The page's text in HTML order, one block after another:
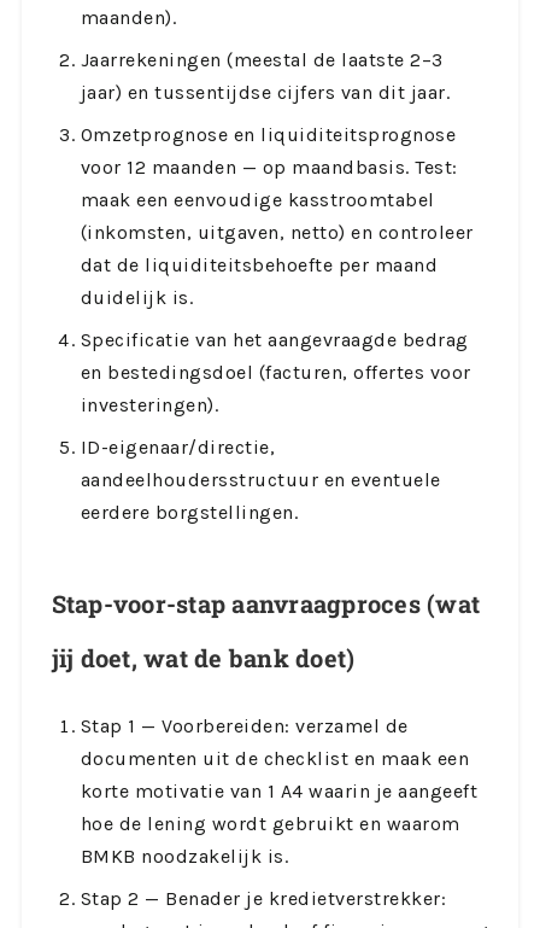
maanden).
Jaarrekeningen (meestal de laatste 2–3
jaar) en tussentijdse cijfers van dit jaar.
Omzetprognose en liquiditeitsprognose
voor 12 maanden — op maandbasis. Test:
maak een eenvoudige kasstroomtabel
(inkomsten, uitgaven, netto) en controleer
dat de liquiditeitsbehoefte per maand
duidelijk is.
Specificatie van het aangevraagde bedrag
en bestedingsdoel (facturen, offertes voor
investeringen).
ID-eigenaar/directie,
aandeelhoudersstructuur en eventuele
eerdere borgstellingen.
Stap-voor-stap aanvraagproces (wat
jij doet, wat de bank doet)
Stap 1 — Voorbereiden: verzamel de
documenten uit de checklist en maak een
korte motivatie van 1 A4 waarin je aangeeft
hoe de lening wordt gebruikt en waarom
BMKB noodzakelijk is.
Stap 2 — Benader je kredietverstrekker: